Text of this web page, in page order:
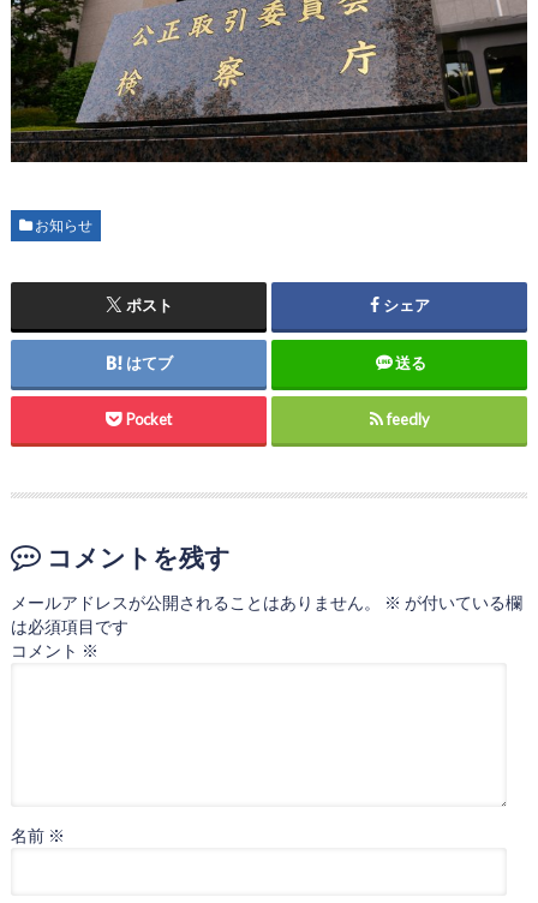
お知らせ
ポスト シェア
はてブ 送る
Pocket feedly
コメントを残す
メールアドレスが公開されることはありません。 ※ が付いている欄
は必須項目です
コメント ※
名前 ※